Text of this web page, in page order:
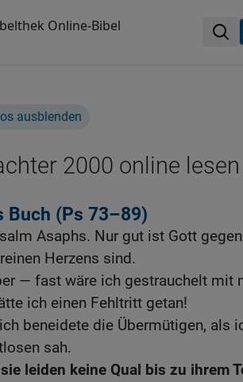
Online-Bibel
ausblenden
2000 online lesen
Buch (Ps 73–89)
Asaphs. Nur gut ist Gott
Herzens sind.
— fast wäre ich gestrauchelt mit
ich einen Fehltritt getan!
beneidete die Übermütigen, als
sah.
leiden keine Qual bis zu ihrem